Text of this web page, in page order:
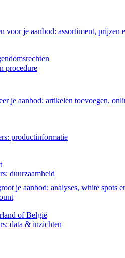
voor je aanbod: assortiment, prijzen
procedure
je aanbod: artikelen toevoegen,
productinformatie
duurzaamheid
je aanbod: analyses, white spots
of België
data & inzichten